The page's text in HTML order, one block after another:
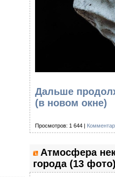
Дальше
(в новом окне)
Просмотров: 1 644 |
Атмосфера
города (13